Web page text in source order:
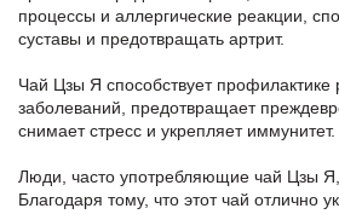
процессы и аллергические реакции,
суставы и предотвращать артрит.
Чай Цзы Я способствует профилактике
заболеваний, предотвращает
снимает стресс и укрепляет иммунитет.
Люди, часто употребляющие чай Цзы
Благодаря тому, что этот чай отлично